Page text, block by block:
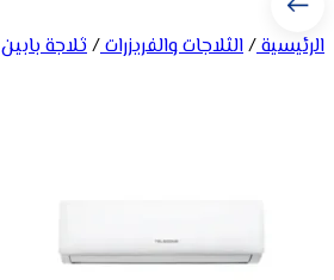
الرئيسية/الثلاجات والفريزرات/ثلاجة بابين